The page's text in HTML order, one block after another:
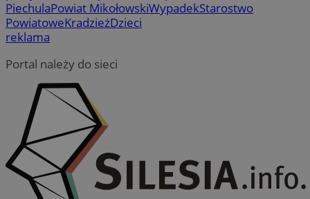
PiechulaPowiat MikołowskiWypadekStarostwo
PowiatoweKradzieżDzieci
reklama
Portal należy do sieci